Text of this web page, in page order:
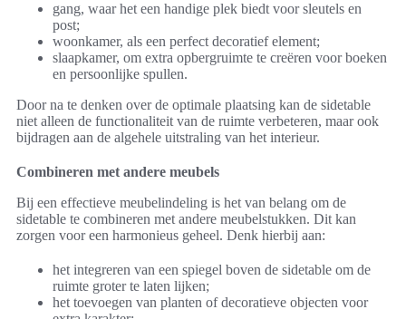
gang, waar het een handige plek biedt voor sleutels en
post;
woonkamer, als een perfect decoratief element;
slaapkamer, om extra opbergruimte te creëren voor boeken
en persoonlijke spullen.
Door na te denken over de optimale plaatsing kan de sidetable
niet alleen de functionaliteit van de ruimte verbeteren, maar ook
bijdragen aan de algehele uitstraling van het interieur.
Combineren met andere meubels
Bij een effectieve meubelindeling is het van belang om de
sidetable te combineren met andere meubelstukken. Dit kan
zorgen voor een harmonieus geheel. Denk hierbij aan:
het integreren van een spiegel boven de sidetable om de
ruimte groter te laten lijken;
het toevoegen van planten of decoratieve objecten voor